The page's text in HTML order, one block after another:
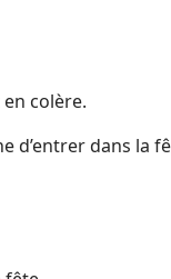
colère.
d’entrer dans la